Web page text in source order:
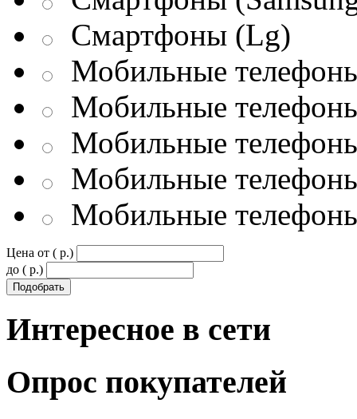
Смартфоны (Lg)
Мобильные
Мобильные
Мобильные
Мобильные
Мобильные
Цена от ( p.)
до ( p.)
Интересное в сети
Опрос покупателей